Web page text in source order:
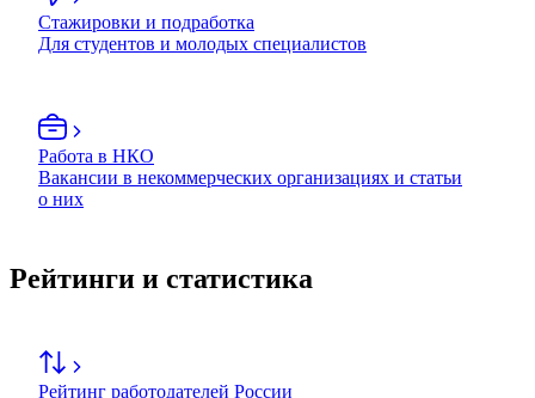
Стажировки и подработка
Для студентов и молодых специалистов
Работа в НКО
Вакансии в некоммерческих организациях и статьи
о них
Рейтинги и статистика
Рейтинг работодателей России